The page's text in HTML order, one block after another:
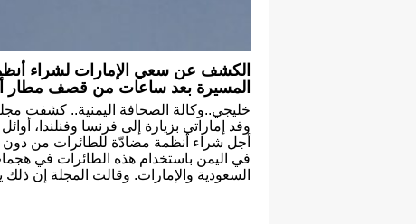
الكشف عن سعي الإمارات لشراء
المسيرة بعد ساعات من قصف مطار
خليجي..وكالة الصحافة اليمنية.. كشفت
وفد إماراتي بزيارة إلى فرنسا وفنلندا،
أجل شراء أنظمة مضادّة للطائرات من دون
في اليمن باستخدام هذه الطائرات في
السعودية والإمارات. وقالت المجلة إن